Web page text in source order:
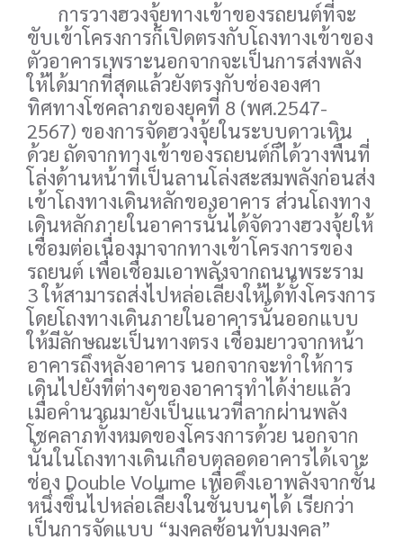
การวางฮวงจุ้ยทางเข้าของรถยนต์ที่จะ
ขับเข้าโครงการก็เปิดตรงกับโถงทางเข้าของ
ตัวอาคารเพราะนอกจากจะเป็นการส่งพลัง
ให้ได้มากที่สุดแล้วยังตรงกับช่ององศา
ทิศทางโชคลาภของยุคที่ 8 (พศ.2547-
2567) ของการจัดฮวงจุ้ยในระบบดาวเหิน
ด้วย ถัดจากทางเข้าของรถยนต์ก็ได้วางพื้นที่
โล่งด้านหน้าที่เป็นลานโล่งสะสมพลังก่อนส่ง
เข้าโถงทางเดินหลักของอาคาร ส่วนโถงทาง
เดินหลักภายในอาคารนั้นได้จัดวางฮวงจุ้ยให้
เชื่อมต่อเนื่องมาจากทางเข้าโครงการของ
รถยนต์ เพื่อเชื่อมเอาพลังจากถนนพระราม
3 ให้สามารถส่งไปหล่อเลี้ยงให้ได้ทั้งโครงการ
โดยโถงทางเดินภายในอาคารนั้นออกแบบ
ให้มีลักษณะเป็นทางตรง เชื่อมยาวจากหน้า
อาคารถึงหลังอาคาร นอกจากจะทำให้การ
เดินไปยังที่ต่างๆของอาคารทำได้ง่ายแล้ว
เมื่อคำนวณมายังเป็นแนวที่ลากผ่านพลัง
โชคลาภทั้งหมดของโครงการด้วย นอกจาก
นั้นในโถงทางเดินเกือบตลอดอาคารได้เจาะ
ช่อง Double Volume เพื่อดึงเอาพลังจากชั้น
หนึ่งขึ้นไปหล่อเลี้ยงในชั้นบนๆได้ เรียกว่า
เป็นการจัดแบบ “มงคลซ้อนทับมงคล”